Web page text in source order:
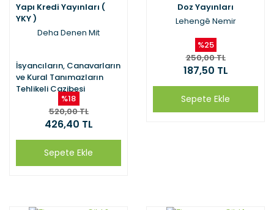
Yapı Kredi Yayınları (
YKY )
Deha Denen Mit
İsyancıların, Canavarların
ve Kural Tanımazların
Tehlikeli Cazibesi
%18
520,00 TL
426,40 TL
Sepete Ekle
Doz Yayınları
Lehengê Nemir
%25
250,00 TL
187,50 TL
Sepete Ekle